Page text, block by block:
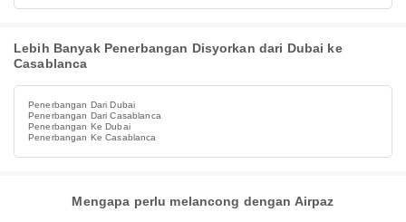
Lebih Banyak Penerbangan Disyorkan dari Dubai ke
Casablanca
Penerbangan Dari Dubai
Penerbangan Dari Casablanca
Penerbangan Ke Dubai
Penerbangan Ke Casablanca
Mengapa perlu melancong dengan Airpaz